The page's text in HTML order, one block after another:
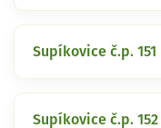
Supíkovice č.p. 151
Supíkovice č.p. 152